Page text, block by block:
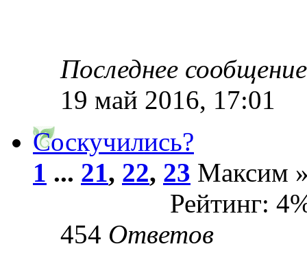
Последнее
19 май 2016, 17:01
Соскучились?
1 ... 21, 22, 23 Максим
Рейтинг:
454 Ответов